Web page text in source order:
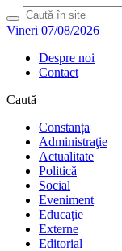
Vineri 07/08/2026
Despre noi
Contact
Caută
Constanța
Administraţie
Actualitate
Politică
Social
Eveniment
Educaţie
Externe
Editorial